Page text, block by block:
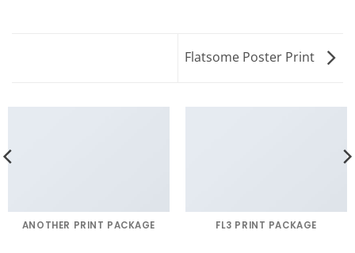
Flatsome Poster Print
ANOTHER PRINT PACKAGE FL3 PRINT PACKAGE